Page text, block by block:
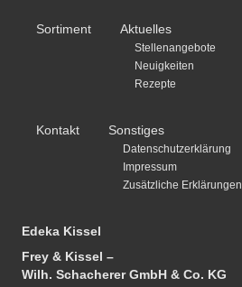
Sortiment Aktuelles
Stellenangebote
Neuigkeiten
Rezepte
Kontakt Sonstiges
Datenschutzerklärung
Impressum
Zusätzliche Erklärungen
Edeka Kissel
Frey & Kissel –
Wilh. Schacherer GmbH & Co. KG